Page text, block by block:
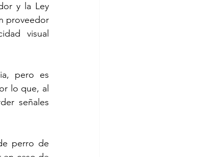
y la Ley
proveedor
visual
pero es
lo que, al
señales
perro de